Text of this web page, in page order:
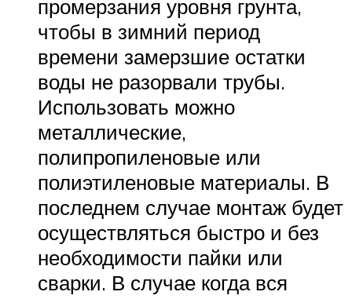
промерзания уровня грунта,
чтобы в зимний период
времени замерзшие остатки
воды не разорвали трубы.
Использовать можно
металлические,
полипропиленовые или
полиэтиленовые материалы. В
последнем случае монтаж будет
осуществляться быстро и без
необходимости пайки или
сварки. В случае когда вся